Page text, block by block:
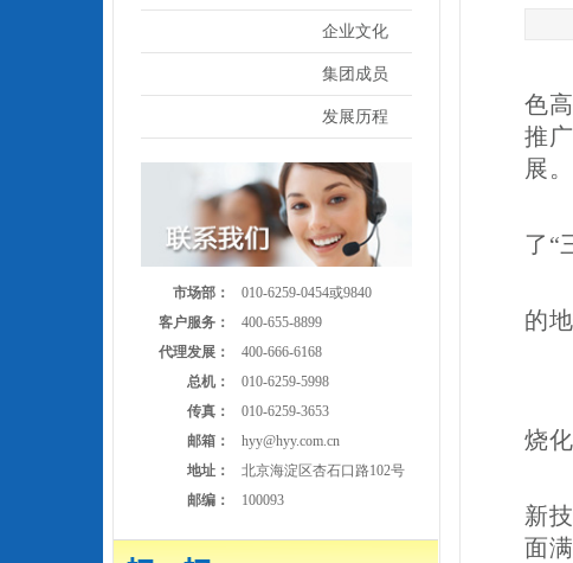
企业文化
集团成员
发展历程
市场部：
010-6259-0454或9840
客户服务：
400-655-8899
代理发展：
400-666-6168
总机：
010-6259-5998
传真：
010-6259-3653
邮箱：
hyy@hyy.com.cn
地址：
北京海淀区杏石口路102号
邮编：
100093
色
推
展。
了“
的
烧
新
面